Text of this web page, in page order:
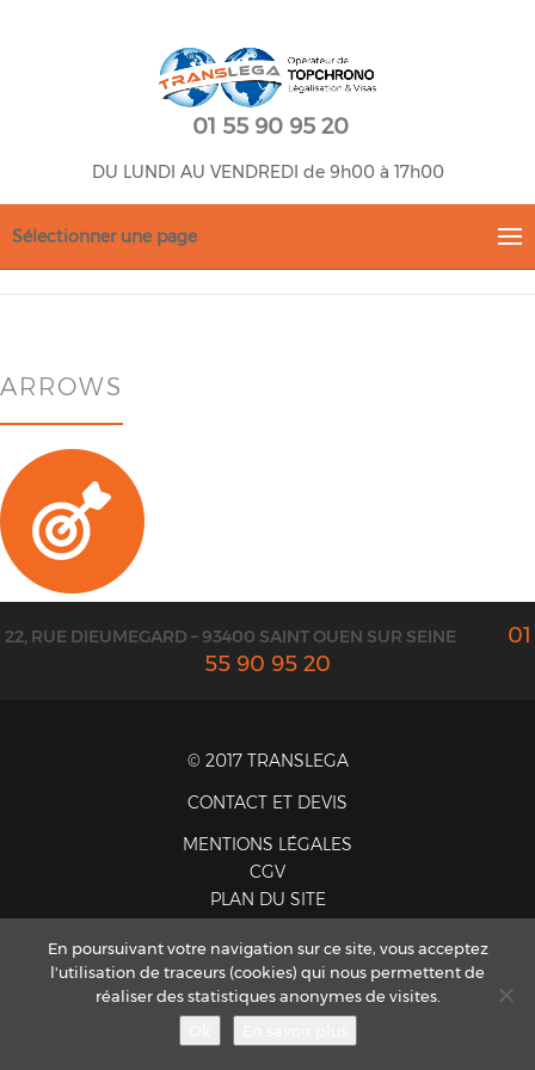
01 55 90 95 20
DU LUNDI AU VENDREDI de 9h00 à 17h00
Sélectionner une page
ARROWS
22, RUE DIEUMEGARD – 93400 SAINT OUEN SUR SEINE
01
55 90 95 20
© 2017 TRANSLEGA
CONTACT ET DEVIS
MENTIONS LÉGALES
CGV
PLAN DU SITE
En poursuivant votre navigation sur ce site, vous acceptez
l'utilisation de traceurs (cookies) qui nous permettent de
réaliser des statistiques anonymes de visites.